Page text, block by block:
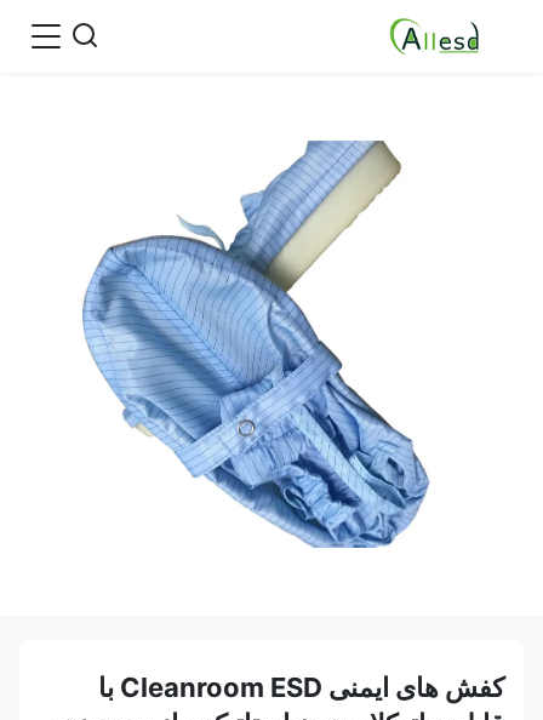
کفش های ایمنی Cleanroom ESD با